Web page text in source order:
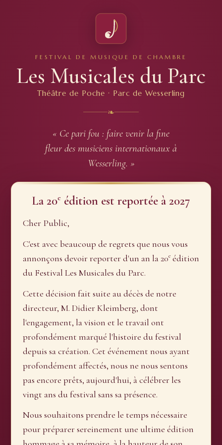
FESTIVAL DE MUSIQUE DE CHAMBRE
Les Musicales du Parc
Théâtre de Poche · Parc de Wesserling
❧
« Ce pari fou : faire venir la fine
fleur des musiciens internationaux à
Wesserling. »
La 20e édition est reportée à 2027
Cher Public,
C'est avec beaucoup de regrets que nous vous
annonçons devoir reporter d'un an la 20eédition
du Festival Les Musicales du Parc.
Cette décision fait suite au décès de notre
directeur, M. Didier Kleimberg, dont
l'engagement, la vision et le travail ont
profondément marqué l'histoire du festival
depuis sa création. Cet événement nous ayant
profondément affectés, nous ne nous sentons
pas encore prêts, aujourd'hui, à célébrer les
vingt ans du festival sans sa présence.
Nous souhaitons prendre le temps nécessaire
pour préparer sereinement une ultime édition